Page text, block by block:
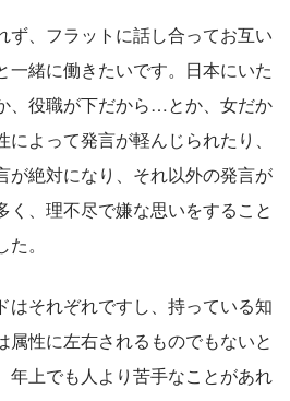
ず、フラットに話し合ってお互い
一緒に働きたいです。日本にいた
、役職が下だから…とか、女だか
よって発言が軽んじられたり、
が絶対になり、それ以外の発言が
く、理不尽で嫌な思いをすること
。
はそれぞれですし、持っている知
属性に左右されるものでもないと
年上でも人より苦手なことがあれ